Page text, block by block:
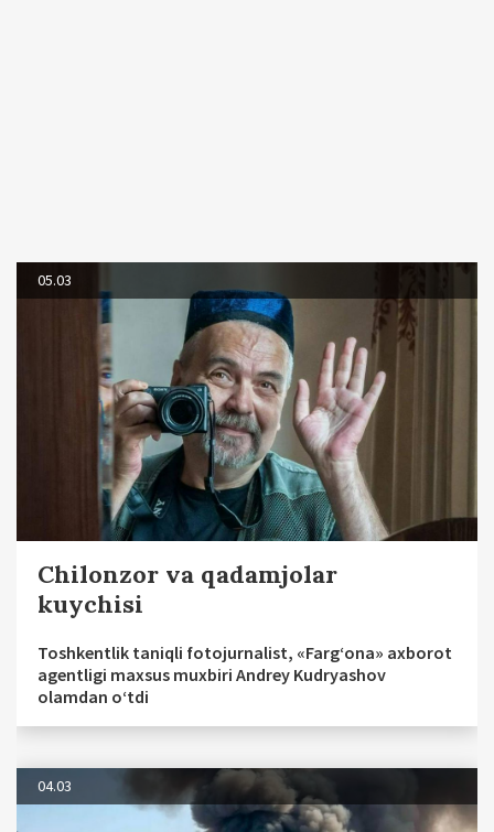
05.03
Chilonzor va qadamjolar
kuychisi
Toshkentlik taniqli fotojurnalist, «Farg‘ona» axborot
agentligi maxsus muxbiri Andrey Kudryashov
olamdan o‘tdi
04.03